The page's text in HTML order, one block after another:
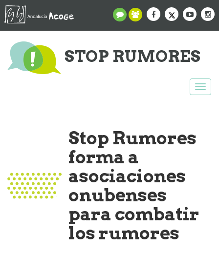
STOP RUMORES
Stop Rumores
forma a
asociaciones
onubenses
para combatir
los rumores